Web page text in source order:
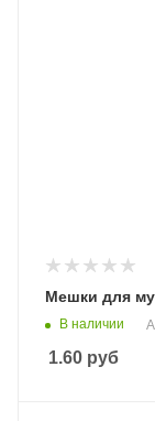
Мешки для
В наличии
1.60 руб